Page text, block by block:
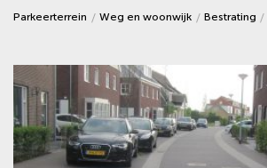
Parkeerterrein Weg en woonwijk Bestrating